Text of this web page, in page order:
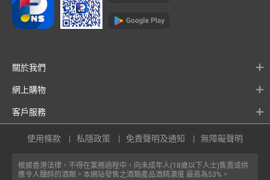
關於我們
網上購物
客戶服務
根據香港法律，不得在業務過程中，向未成年人(18歲以下人士)售賣或供
應令人醺醉的酒類。本網站發售之酒類產品酒精濃度 最高為53%。
使用條款 私隱政策 免責聲明及通知 無障礙聲明